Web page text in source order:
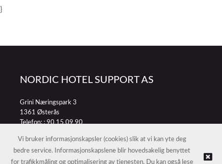
}
NORDIC HOTEL SUPPORT AS
Grini Næringspark 3
1361 Østerås
Telefon: :90 15 09 90
Vi bruker informasjonskapsler (cookies) slik at vi kan yte deg
bedre service. Informasjonskapslene blir hovedsakelig benyttet
for trafikkmåling og optimalisering av tjenesten. Du kan også lese